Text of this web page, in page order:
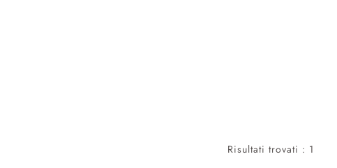
Risultati trovati : 1